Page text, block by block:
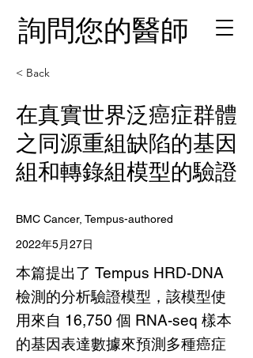
詢問您的醫師
< Back
在真實世界泛癌症群體
之同源重組缺陷的基因
組和轉錄組模型的驗證
BMC Cancer, Tempus-authored
2022年5月27日
本篇提出了 Tempus HRD-DNA
檢測的分析驗證模型，該模型使
用來自 16,750 個 RNA-seq 樣本
的基因表達數據來預測多種癌症